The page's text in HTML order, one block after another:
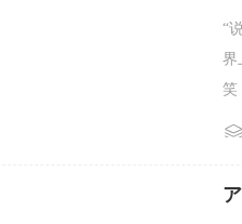
“
界
笑